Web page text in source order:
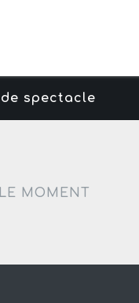
spectacle
MOMENT